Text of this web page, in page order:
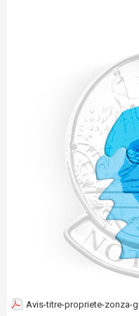
Avis-titre-propriete-zonza-